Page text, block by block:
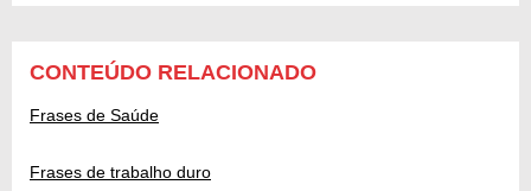
CONTEÚDO RELACIONADO
Frases de Saúde
Frases de trabalho duro